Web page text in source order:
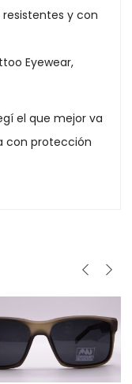
resistentes y con
Eyewear,
el que mejor va
con protección